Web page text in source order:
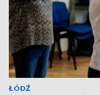
ŁÓDŹ